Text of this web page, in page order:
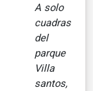
A solo
cuadras
del
parque
Villa
santos,